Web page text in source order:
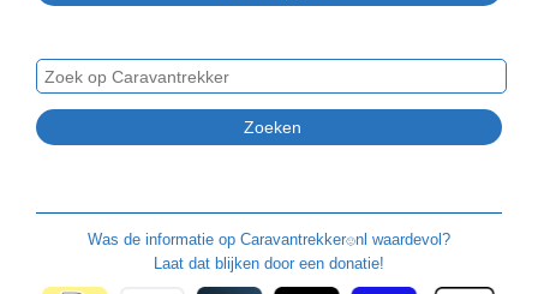
Was de informatie op Caravantrekker🙂nl waardevol?
Laat dat blijken door een donatie!